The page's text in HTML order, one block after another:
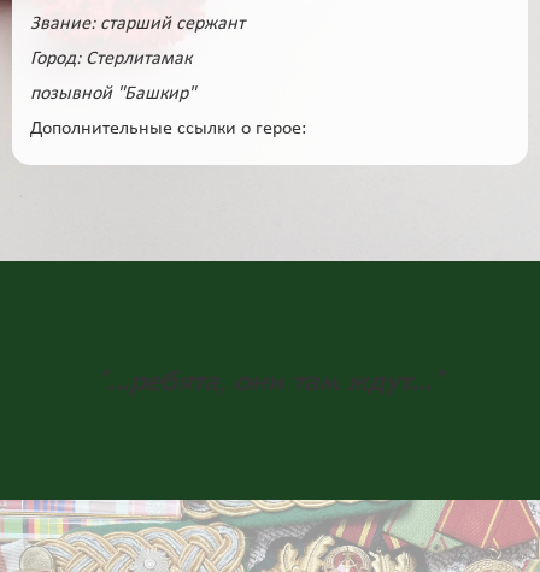
Звание: старший сержант
Город: Стерлитамак
позывной "Башкир"
Дополнительные ссылки о герое:
"...ребята, они там ждут..."